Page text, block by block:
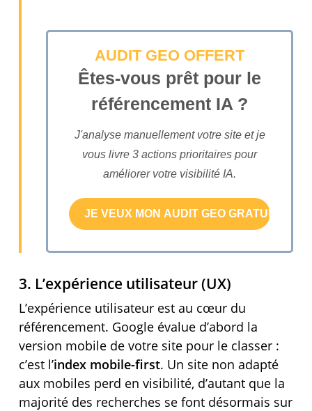
AUDIT GEO OFFERT
Êtes-vous prêt pour le
référencement IA ?
J'analyse manuellement votre site et je
vous livre 3 actions prioritaires pour
améliorer votre visibilité IA.
3. L’expérience utilisateur (UX)
L’expérience utilisateur est au cœur du
référencement. Google évalue d’abord la
version mobile de votre site pour le classer :
c’est l’index mobile-first. Un site non adapté
aux mobiles perd en visibilité, d’autant que la
majorité des recherches se font désormais sur